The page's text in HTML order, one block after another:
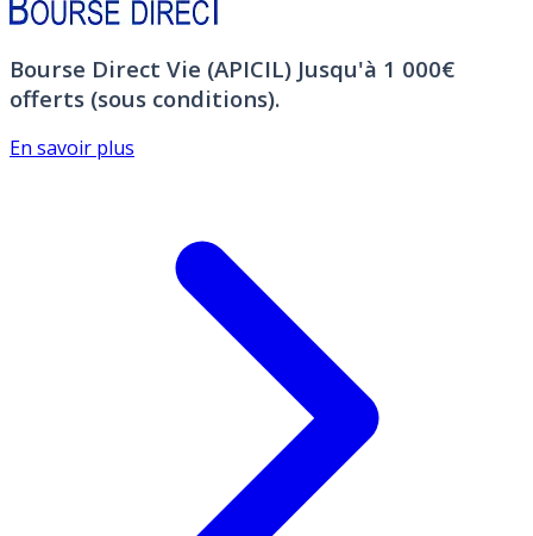
Bourse Direct Vie (APICIL) Jusqu'à 1 000€
offerts (sous conditions).
En savoir plus